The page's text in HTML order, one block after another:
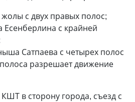
с двух правых полос;
Есенберлина с крайней
Сатпаева с четырех полос
разрешает движение
КШТ в сторону города, съезд с